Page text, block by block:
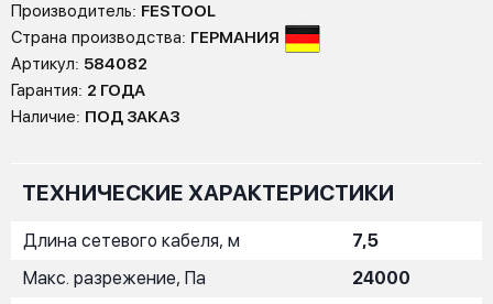
Производитель: FESTOOL
Страна производства: ГЕРМАНИЯ
Артикул: 584082
Гарантия: 2 ГОДА
Наличие: ПОД ЗАКАЗ
ТЕХНИЧЕСКИЕ ХАРАКТЕРИСТИКИ
Длина сетевого кабеля, м
7,5
Макс. разрежение, Па
24000